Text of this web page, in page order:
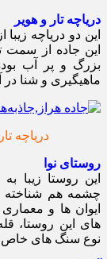
دریاچه تار و هویر
این دو دریاچه
این جاده از سمت
بزرگ و پر آب
ماهیگیری و شنا
دریاچه
روستای نوا
این روستا زیبا
چشمه هم شناخته
ایوان ها و
های این روستا،
نوع سنگ های خاص